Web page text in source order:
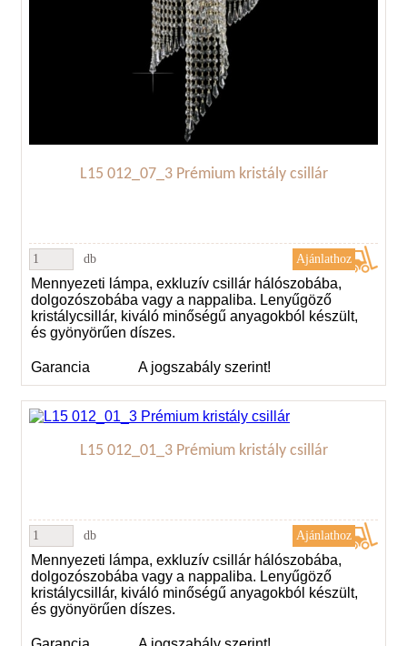
L15 012_07_3 Prémium kristály csillár
db
Mennyezeti lámpa, exkluzív csillár hálószobába,
dolgozószobába vagy a nappaliba. Lenyűgöző
kristálycsillár, kiváló minőségű anyagokból készült,
és gyönyörűen díszes.
Garancia A jogszabály szerint!
L15 012_01_3 Prémium kristály csillár
db
Mennyezeti lámpa, exkluzív csillár hálószobába,
dolgozószobába vagy a nappaliba. Lenyűgöző
kristálycsillár, kiváló minőségű anyagokból készült,
és gyönyörűen díszes.